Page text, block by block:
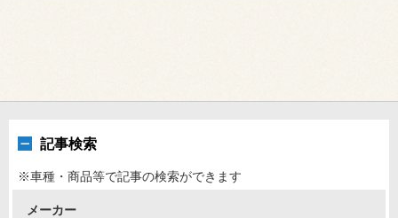
記事検索
※車種・商品等で記事の検索ができます
メーカー